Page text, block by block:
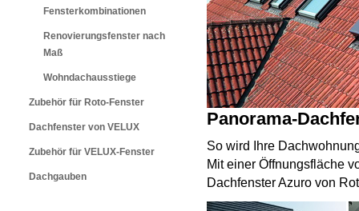
Fensterkombinationen
Renovierungsfenster nach
Maß
Wohndachausstiege
Zubehör für Roto-Fenster
Dachfenster von VELUX
Zubehör für VELUX-Fenster
Dachgauben
Panorama-
So wird Ihre
Mit einer Öffnungsfläche
Dachfenster Azuro von